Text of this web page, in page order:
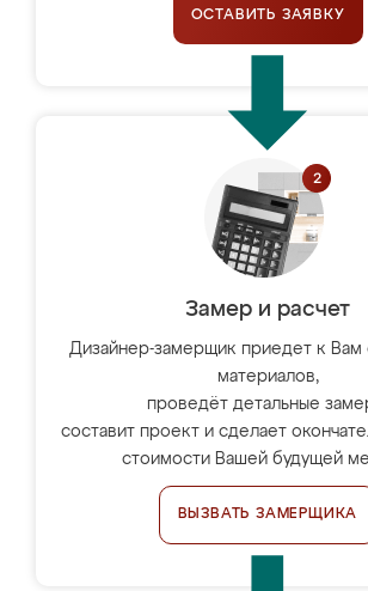
ОСТАВИТЬ ЗАЯВКУ
Замер и расчет
Дизайнер-замерщик приедет к Вам
материалов,
проведёт детальные
составит проект и сделает
стоимости Вашей будущей
ВЫЗВАТЬ ЗАМЕРЩИКА